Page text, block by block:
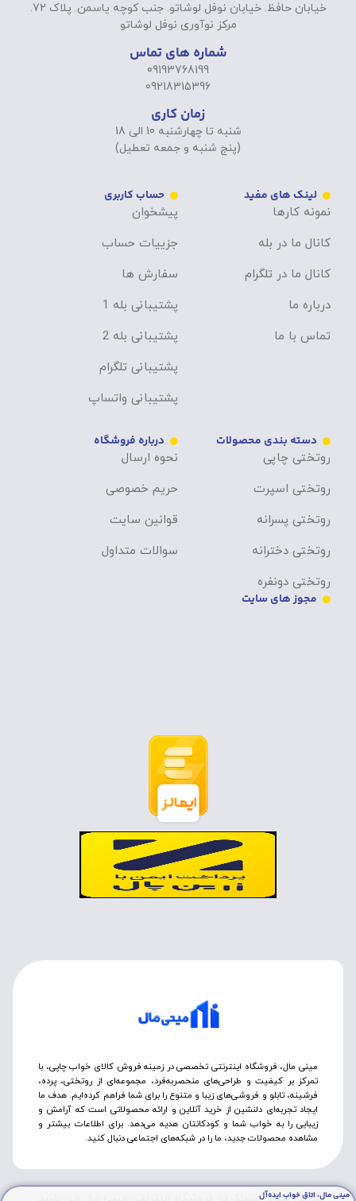
خیابان حافظ. خیابان نوفل لوشاتو. جنب کوچه یاسمن. پلاک 72.
مرکز نوآوری نوفل لوشاتو
شماره های تماس
09193768199
09218315396
زمان کاری
شنبه تا چهارشنبه 10 الی 18
(پنج شنبه و جمعه تعطیل)
لینک های مفید
نمونه کارها
کانال ما در بله
کانال ما در تلگرام
درباره ما
تماس با ما
حساب کاربری
پیشخوان
جزییات حساب
سفارش ها
پشتیبانی بله 1
پشتیبانی بله 2
پشتیبانی تلگرام
پشتیبانی واتساپ
دسته بندی محصولات
روتختی چاپی
روتختی اسپرت
روتختی پسرانه
روتختی دخترانه
روتختی دونفره
درباره فروشگاه
نحوه ارسال
حریم خصوصی
قوانین سایت
سوالات متداول
مجوز های سایت
مینی مال، فروشگاه اینترنتی تخصصی در زمینه فروش کالای خواب چاپی، با
تمرکز بر کیفیت و طراحی‌های منحصربه‌فرد، مجموعه‌ای از روتختی‌، پرده،
فرشینه، تابلو و فروشی‌های زیبا و متنوع را برای شما فراهم کرده‌ایم. هدف ما
ایجاد تجربه‌ای دلنشین از خرید آنلاین و ارائه محصولاتی است که آرامش و
زیبایی را به خواب شما و کودکانتان هدیه می‌دهد. برای اطلاعات بیشتر و
مشاهده محصولات جدید، ما را در شبکه‌های اجتماعی دنبال کنید.
مینی مال، اتاق خواب ایده‌آل